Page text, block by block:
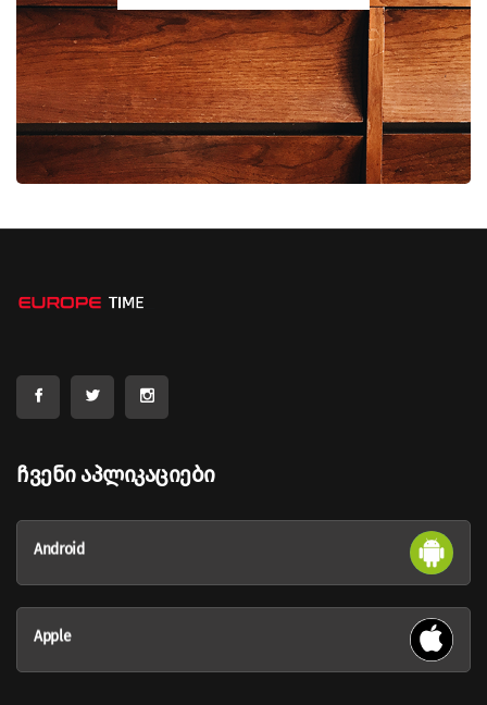
Ჩვენი Აპლიკაციები
Android
Apple